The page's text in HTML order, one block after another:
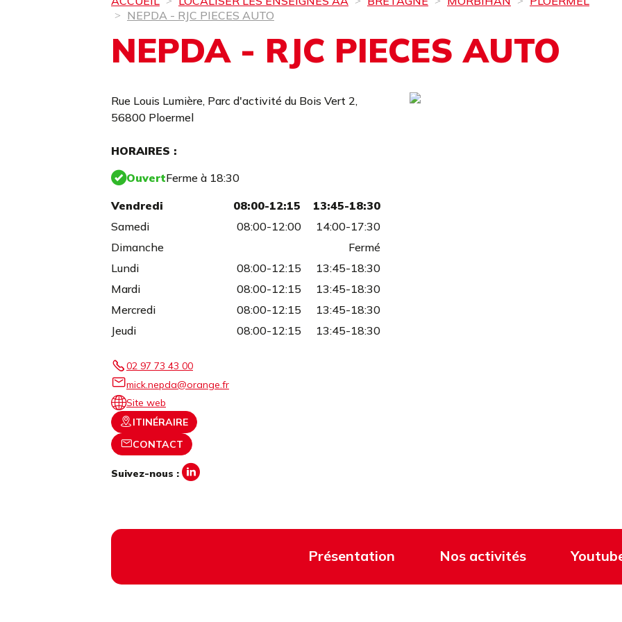
NEPDA - RJC PIECES AUTO
NEPDA - RJC PIECES AUTO
Rue Louis Lumière, Parc d'activité du Bois Vert 2,
56800 Ploermel
HORAIRES :
OuvertFerme à 18:30
Vendredi
08:00-12:15
13:45-18:30
Samedi
08:00-12:00
14:00-17:30
Dimanche
Fermé
Lundi
08:00-12:15
13:45-18:30
Mardi
08:00-12:15
13:45-18:30
Mercredi
08:00-12:15
13:45-18:30
Jeudi
08:00-12:15 13:45-18:30
02 97 73 43 00
mick.nepda@orange.fr
Site web
ITINÉRAIRE
CONTACT
Suivez-nous :
Présentation Nos activités